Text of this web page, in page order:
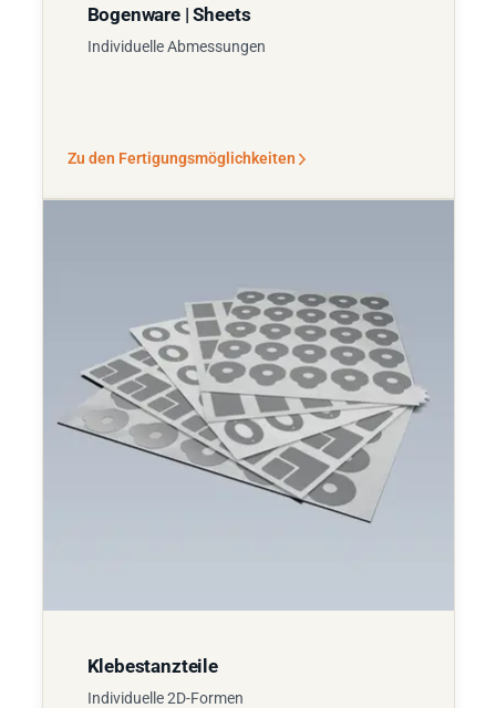
Bogenware | Sheets
Individuelle Abmessungen
Zu den Fertigungsmöglichkeiten
Klebestanzteile
Individuelle 2D-Formen